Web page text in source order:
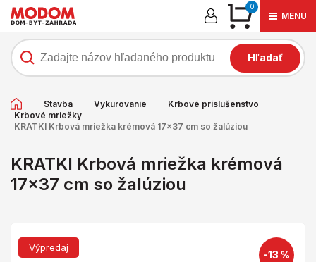
0
MENU
Hľadať
Stavba Vykurovanie
Krbové príslušenstvo
Krbové mriežky
KRATKI Krbová mriežka krémová 17x37 cm so žalúziou
KRATKI Krbová mriežka krémová
17x37 cm so žalúziou
-13 %
Výpredaj